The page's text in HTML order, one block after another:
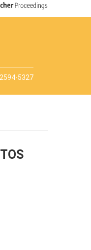
2594-5327